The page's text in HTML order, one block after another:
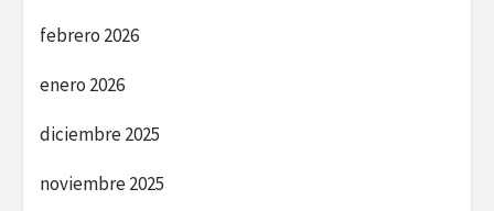
febrero 2026
enero 2026
diciembre 2025
noviembre 2025